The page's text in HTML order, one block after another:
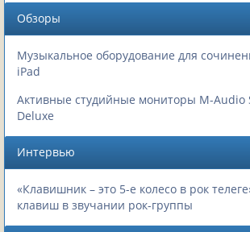
Обзоры
Музыкальное оборудование для
iPad
Активные студийные мониторы M-Audio
Deluxe
Интервью
«Клавишник – это 5-е колесо в рок
клавиш в звучании рок-группы